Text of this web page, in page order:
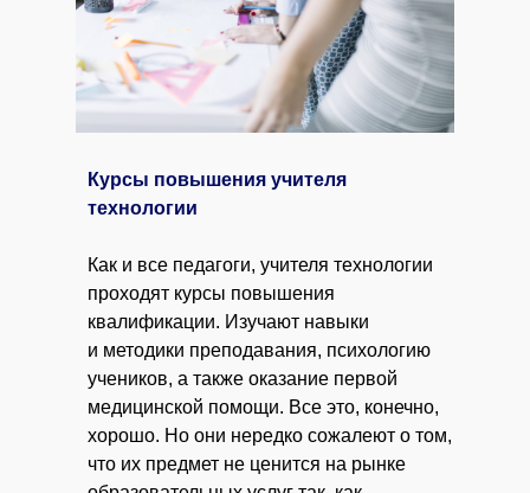
Курсы повышения учителя
технологии
Как и все педагоги, учителя технологии
проходят курсы повышения
квалификации. Изучают навыки
и методики преподавания, психологию
учеников, а также оказание первой
медицинской помощи. Все это, конечно,
хорошо. Но они нередко сожалеют о том,
что их предмет не ценится на рынке